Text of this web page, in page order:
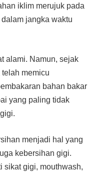
iklim merujuk pada
jangka waktu
alami. Namun, sejak
memicu
bahan bakar
yang paling tidak
menjadi hal yang
kebersihan gigi.
sikat gigi, mouthwash,